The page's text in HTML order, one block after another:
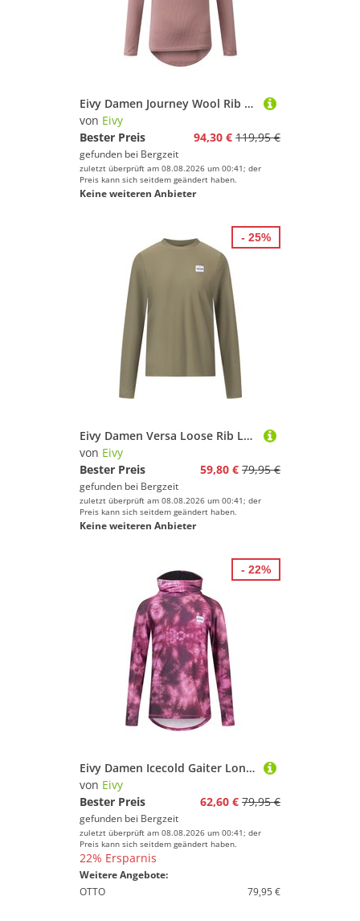
Eivy Damen Journey Wool Rib Longsleeve
von Eivy
Bester Preis
94,30 € 119,95 €
gefunden bei Bergzeit
zuletzt überprüft am 08.08.2026 um 00:41; der
Preis kann sich seitdem geändert haben.
Keine weiteren Anbieter
Eivy Damen Versa Loose Rib Longsleeve
von Eivy
Bester Preis
59,80 € 79,95 €
gefunden bei Bergzeit
zuletzt überprüft am 08.08.2026 um 00:41; der
Preis kann sich seitdem geändert haben.
Keine weiteren Anbieter
- 25%
Eivy Damen Icecold Gaiter Longsleeve
von Eivy
Bester Preis
62,60 € 79,95 €
gefunden bei Bergzeit
zuletzt überprüft am 08.08.2026 um 00:41; der
Preis kann sich seitdem geändert haben.
22% Ersparnis
Weitere Angebote:
OTTO
79,95 €
- 22%